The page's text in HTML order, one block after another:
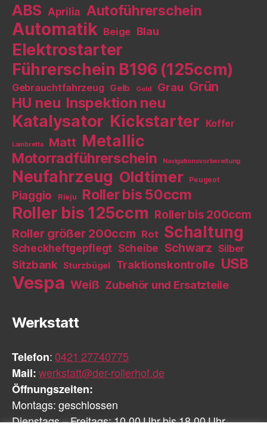
ABS Aprilia Autoführerschein
Automatik Beige Blau
Elektrostarter
Führerschein B196 (125ccm)
Gebrauchtfahrzeug Gelb Gold Grau Grün
HU neu Inspektion neu
Katalysator Kickstarter Koffer
Lambretta Matt Metallic
Motorradführerschein Navigationsvorbereitung
Neufahrzeug Oldtimer Peugeot
Piaggio Rieju Roller bis 50ccm
Roller bis 125ccm Roller bis 200ccm
Roller größer 200ccm Rot Schaltung
Scheckheftgepflegt Scheibe Schwarz Silber
Sitzbank Sturzbügel Traktionskontrolle USB
Vespa Weiß Zubehör und Ersatzteile
Werkstatt
Telefon: 0421 27740775
Mail: werkstatt@der-rollerhof.de
Öffnungszeiten:
Montags: geschlossen
Dienstags – Freitags: 10.00 Uhr bis 18.00 Uhr